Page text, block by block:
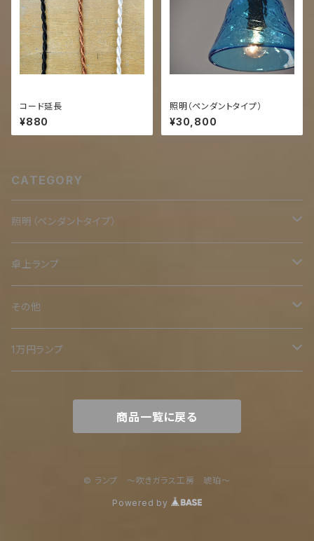
コード延長
¥880
照明（ペンダントタイプ）
¥30,800
CATEGORY
照明（ペンダントタイプ）
二重
卓上ランプ
鉄スタンド
ミニ
オリジナル木台
その他
二重
1万円ランプ
商品一覧に戻る
© ランプ ～吹きガラス工房 琥珀～
Powered by